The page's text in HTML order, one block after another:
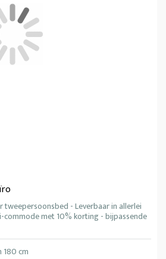
- Leverbaar in allerlei
met 10% korting - bijpassende
cm